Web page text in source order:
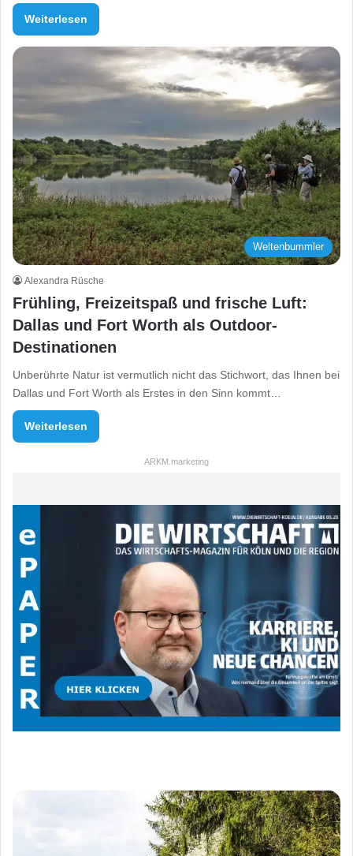
Weiterlesen
Weltenbummler
Alexandra Rüsche
Frühling, Freizeitspaß und frische Luft:
Dallas und Fort Worth als Outdoor-
Destinationen
Unberührte Natur ist vermutlich nicht das Stichwort, das Ihnen bei
Dallas und Fort Worth als Erstes in den Sinn kommt…
Weiterlesen
ARKM.marketing